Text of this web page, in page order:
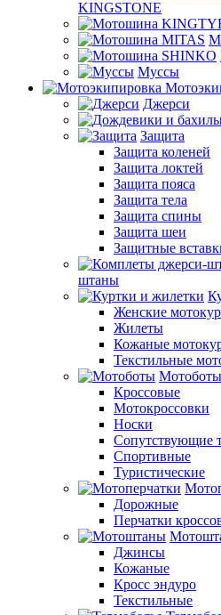
KINGSTONE
Муссы
Джерси
Защита
Защита коленей
Защита локтей
Защита пояса
Защита тела
Защита спины
Защита шеи
Защитные
штаны
Женские
Жилеты
Кожаные
Текстильные
Мотоботы
Кроссовые
Мотокроcсовки
Носки
Сопутствующие
Спортивные
Туристические
Дорожные
Перчатки
Джинсы
Кожаные
Кросс эндуро
Текстильные